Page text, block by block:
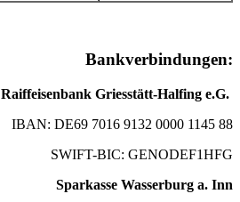
Bankverbindungen:
Raiffeisenbank Griesstätt-Halfing e.G.
IBAN: DE69 7016 9132 0000 1145 88
SWIFT-BIC: GENODEF1HFG
Sparkasse Wasserburg a. Inn